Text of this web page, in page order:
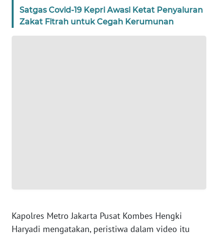
Satgas Covid-19 Kepri Awasi Ketat Penyaluran
Zakat Fitrah untuk Cegah Kerumunan
Kapolres Metro Jakarta Pusat Kombes Hengki
Haryadi mengatakan, peristiwa dalam video itu
Wahana
Regional
WN